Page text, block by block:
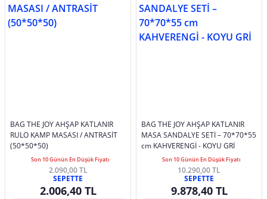
BAG THE JOY AHŞAP KATLANIR
RULO KAMP MASASI / ANTRASİT
(50*50*50)
Son 10 Günün En Düşük Fiyatı
2.090,00 TL
SEPETTE
2.006,40 TL
BAG THE JOY AHŞAP KATLANIR
MASA SANDALYE SETİ – 70*70*55
cm KAHVERENGİ - KOYU GRİ
Son 10 Günün En Düşük Fiyatı
10.290,00 TL
SEPETTE
9.878,40 TL